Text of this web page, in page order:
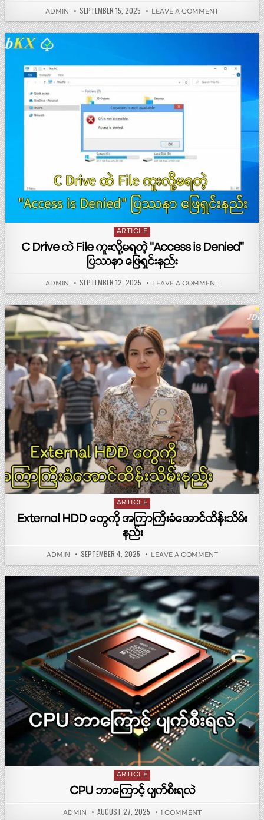
AUTHOR:
ADMIN PUBLISHED DATE:
SEPTEMBER 15, 2025 LEAVE A COMMENTON RAM မှာ
Posted in
ARTICLE
C Drive ထဲ File ကူးလို့မရတဲ့ “Access is Denied”
ပြဿနာ ဖြေရှင်းနည်း
AUTHOR:
ADMIN PUBLISHED DATE:
SEPTEMBER 12, 2025 LEAVE A COMMENTON C DRIVE
Posted in
ARTICLE
External HDD တွေကို အကြာကြီးခံအောင်ထိန်းသိမ်း
နည်း
AUTHOR:
ADMIN PUBLISHED DATE:
SEPTEMBER 4, 2025 LEAVE A COMMENTON
Posted in
ARTICLE
CPU ဘာကြောင့် ပျက်စီးရလဲ
AUTHOR:
ADMIN PUBLISHED DATE:
AUGUST 27, 2025 1 COMMENTON CPU ဘာကြောင့်